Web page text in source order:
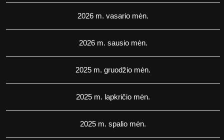
2026 m. vasario mėn.
2026 m. sausio mėn.
2025 m. gruodžio mėn.
2025 m. lapkričio mėn.
2025 m. spalio mėn.